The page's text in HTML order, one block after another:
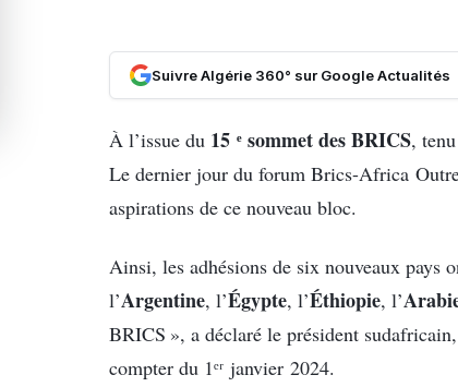
Suivre Algérie 360° sur Google Actualités
À l’issue du 15 ᵉ sommet des BRICS,
Le dernier jour du forum Brics-Africa
aspirations de ce nouveau bloc.
Ainsi, les adhésions de six nouveaux pays
l’Argentine, l’Égypte, l’Éthiopie, l’
BRICS », a déclaré le président
compter du 1ᵉʳ janvier 2024.